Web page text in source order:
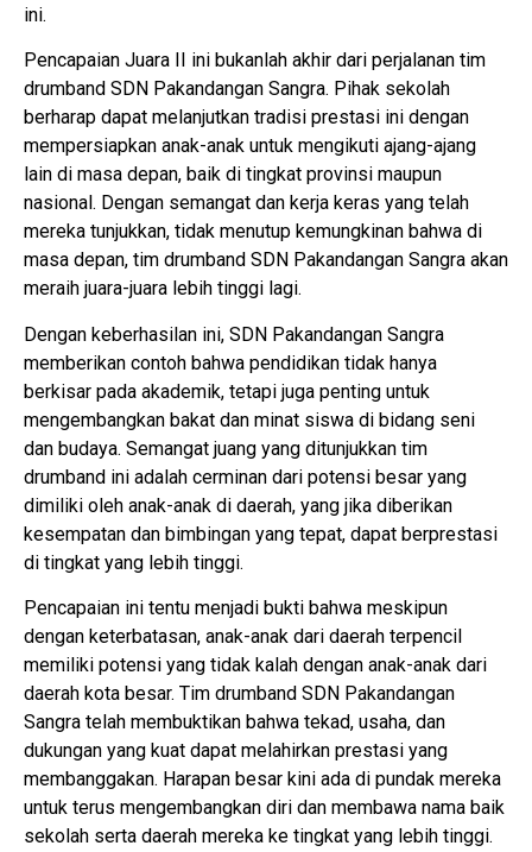
ini.
Pencapaian Juara II ini bukanlah akhir dari perjalanan tim
drumband SDN Pakandangan Sangra. Pihak sekolah
berharap dapat melanjutkan tradisi prestasi ini dengan
mempersiapkan anak-anak untuk mengikuti ajang-ajang
lain di masa depan, baik di tingkat provinsi maupun
nasional. Dengan semangat dan kerja keras yang telah
mereka tunjukkan, tidak menutup kemungkinan bahwa di
masa depan, tim drumband SDN Pakandangan Sangra akan
meraih juara-juara lebih tinggi lagi.
Dengan keberhasilan ini, SDN Pakandangan Sangra
memberikan contoh bahwa pendidikan tidak hanya
berkisar pada akademik, tetapi juga penting untuk
mengembangkan bakat dan minat siswa di bidang seni
dan budaya. Semangat juang yang ditunjukkan tim
drumband ini adalah cerminan dari potensi besar yang
dimiliki oleh anak-anak di daerah, yang jika diberikan
kesempatan dan bimbingan yang tepat, dapat berprestasi
di tingkat yang lebih tinggi.
Pencapaian ini tentu menjadi bukti bahwa meskipun
dengan keterbatasan, anak-anak dari daerah terpencil
memiliki potensi yang tidak kalah dengan anak-anak dari
daerah kota besar. Tim drumband SDN Pakandangan
Sangra telah membuktikan bahwa tekad, usaha, dan
dukungan yang kuat dapat melahirkan prestasi yang
membanggakan. Harapan besar kini ada di pundak mereka
untuk terus mengembangkan diri dan membawa nama baik
sekolah serta daerah mereka ke tingkat yang lebih tinggi.